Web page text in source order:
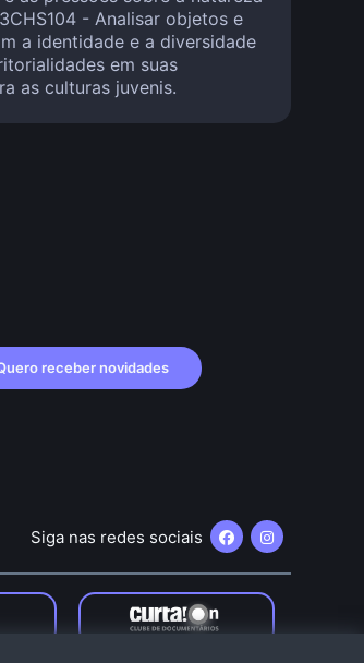
- Analisar objetos e
a identidade e a diversidade
em suas
as culturas juvenis.
receber novidades
Siga nas redes sociais